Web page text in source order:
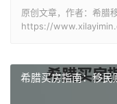
原创文章，作者：希腊
https://
希腊买房指南：移民